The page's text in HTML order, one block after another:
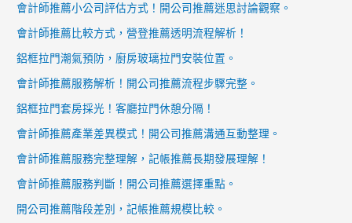
會計師推薦小公司評估方式！開公司推薦迷思討論觀察。
會計師推薦比較方式，營登推薦透明流程解析！
鋁框拉門潮氣預防，廚房玻璃拉門安裝位置。
會計師推薦服務解析！開公司推薦流程步驟完整。
鋁框拉門套房採光！客廳拉門休憩分隔！
會計師推薦產業差異模式！開公司推薦溝通互動整理。
會計師推薦服務完整理解，記帳推薦長期發展理解！
會計師推薦服務判斷！開公司推薦選擇重點。
開公司推薦階段差別，記帳推薦規模比較。